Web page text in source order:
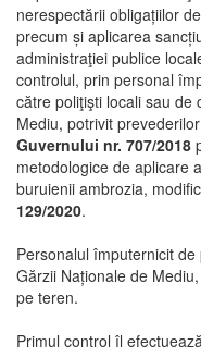
nerespectării obligațiilor
precum și aplicarea
administraţiei publice
controlul, prin personal
către poliţişti locali sau de
Mediu, potrivit
Guvernului nr. 707/2018
metodologice de aplicare a
buruienii ambrozia,
129/2020.
Personalul împuternicit
Gărzii Naționale de
pe teren.
Primul control îl